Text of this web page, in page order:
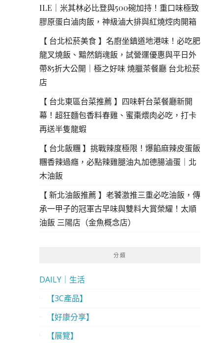
ILE｜米其林必比登與500碗加持！重口味極致
膠原蛋白滷肉飯，神級滷大排與紅燒焢肉開箱
【 台北松菸美食 】名廚坐鎮道地港味！必吃肥
龍叉燒飯、黯然銷魂飯，試營運優惠與平日外
帶85折大公開｜極之好味 燒臘茶餐廳 台北松菸
店
【 台北東區台菜推薦 】四味軒台菜餐廳新開
幕！超狂麵包香料春雞、蜜棗煨肉必吃，打卡
再送半隻龍蝦
【 台北飯糰 】挑戰辣度極限！爆餡麻辣皮蛋飯
糰香辣過癮，必點辣雞腿油丸加德腸滷蛋｜北
木油飯
【 新北油飯推薦 】老饕激推三重必吃油飯，傳
承一甲子的冠軍古早味與雙料大賞榮耀！太順
油飯 三陽店（金魚概念店）
分類
DAILY｜生活
【3C產品】
【好康分享】
【展覽】